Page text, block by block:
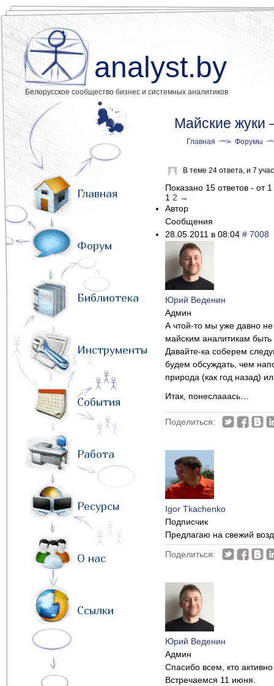
analyst.by
Белорусское сообщество бизнес и системных аналитиков
Главная
Форум
Библиотека
Инструменты
События
Работа
Ресурсы
О нас
Ссылки
Майские жуки
Главная Форумы
В теме 24 ответа, и 7
Показано 15 ответов - от
1 2 →
Автор
Сообщения
28.05.2011 в 08:04 # 7008
Юрий Веденин
Админ
А чтой-то мы уже давно
майским аналитикам
Давайте-ка соберем
будем обсуждать, чем
природа (как год назад)
Итак, понеслааась…
Поделиться:
Igor Tkachenko
Подписчик
Предлагаю на свежий
Поделиться:
Юрий Веденин
Админ
Спасибо всем, кто
Встречаемся 11 июня.